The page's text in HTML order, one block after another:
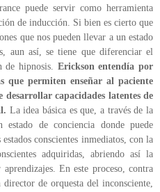
puede servir como herramienta
de inducción. Si bien es cierto que
que nos pueden llevar a un estado
aun así, se tiene que diferenciar el
de hipnosis. Erickson entendía por
que permiten enseñar al paciente
desarrollar capacidades latentes de
La idea básica es que, a través de la
de conciencia donde puede
conscientes inmediatos, con la
adquiridas, abriendo así la
En este proceso, contra
de orquesta del inconsciente,